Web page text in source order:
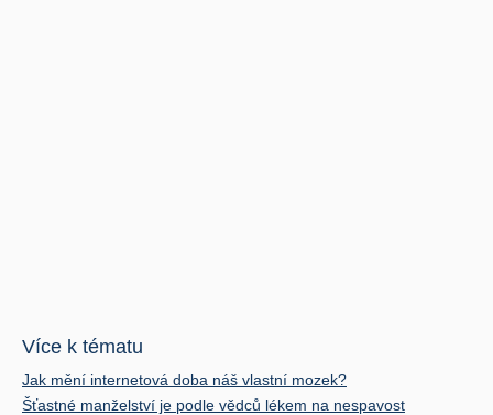
Více k tématu
Jak mění internetová doba náš vlastní mozek?
Šťastné manželství je podle vědců lékem na nespavost